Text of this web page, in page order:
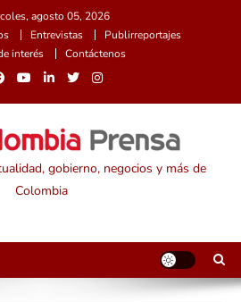
agosto 05, 2026
Entrevistas
Publirreportajes
interés
Contáctenos
gobierno, negocios y más de
Colombia